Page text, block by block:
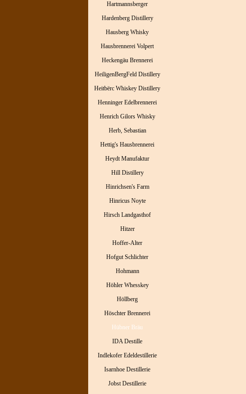
Hartmannsberger
Hardenberg Distillery
Hausberg Whisky
Hausbrennerei Volpert
Heckengäu Brennerei
HeiligenBergFeld Distillery
Heitbërc Whiskey Distillery
Henninger Edelbrennerei
Henrich Gilors Whisky
Herb, Sebastian
Hettig's Hausbrennerei
Heydt Manufaktur
Hill Distillery
Hinrichsen's Farm
Hinricus Noyte
Hirsch Landgasthof
Hitzer
Hoffer-Alter
Hofgut Schlichter
Hohmann
Höhler Whesskey
Höllberg
Höschter Brennerei
Hübner Bräu
IDA Destille
Indlekofer Edeldestillerie
Isarnhoe Destillerie
Jobst Destillerie